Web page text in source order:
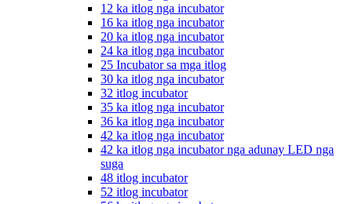
12 ka itlog nga incubator
16 ka itlog nga incubator
20 ka itlog nga incubator
24 ka itlog nga incubator
25 Incubator sa mga itlog
30 ka itlog nga incubator
32 itlog incubator
35 ka itlog nga incubator
36 ka itlog nga incubator
42 ka itlog nga incubator
42 ka itlog nga incubator nga adunay LED nga
suga
48 itlog incubator
52 itlog incubator